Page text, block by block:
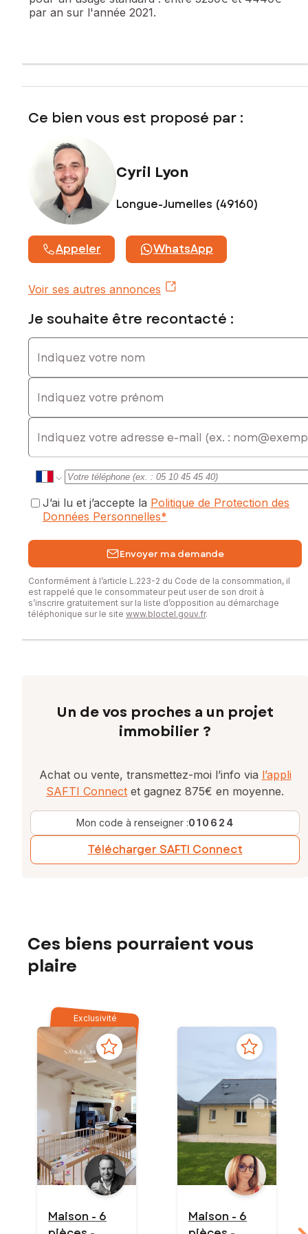
919 643 601
par an sur l'année 2021.
Ce bien vous est proposé par :
Cyril Lyon
Longue-Jumelles (49160)
Appeler WhatsApp
Voir ses autres annonces
Je souhaite être recontacté :
Indiquez votre nom
Indiquez votre prénom
E-mail
J’ai lu et j’accepte la Politique de Protection des
Données Personnelles*
Envoyer ma demande
Conformément à l’article L.223-2 du Code de la consommation, il
est rappelé que le consommateur peut user de son droit à
s’inscrire gratuitement sur la liste d’opposition au démarchage
téléphonique sur le site www.bloctel.gouv.fr.
Un de vos proches a un projet
immobilier ?
Achat ou vente, transmettez-moi l’info via l’appli
SAFTI Connect et gagnez 875€ en moyenne.
Mon code à renseigner :010624
Télécharger SAFTI Connect
Ces biens pourraient vous
plaire
Exclusivité
Maison - 6
Maison - 6